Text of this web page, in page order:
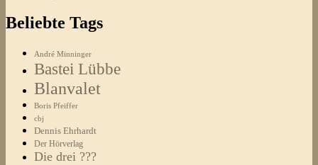
Beliebte Tags
André Minninger
Bastei Lübbe
Blanvalet
Boris Pfeiffer
cbj
Dennis Ehrhardt
Der Hörverlag
Die drei ???